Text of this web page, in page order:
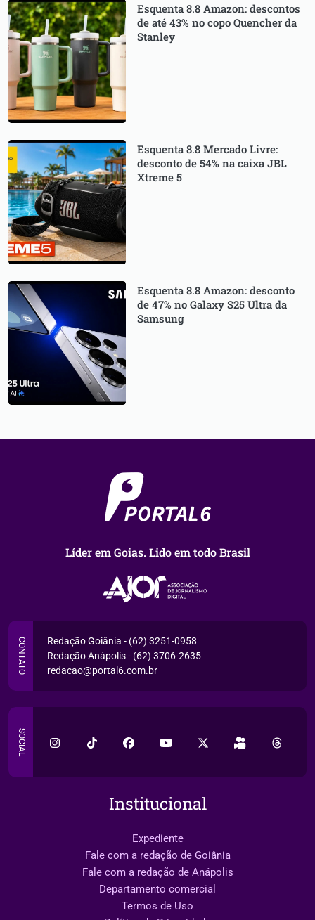
Esquenta 8.8 Amazon: descontos
de até 43% no copo Quencher da
Stanley
Esquenta 8.8 Mercado Livre:
desconto de 54% na caixa JBL
Xtreme 5
Esquenta 8.8 Amazon: desconto
de 47% no Galaxy S25 Ultra da
Samsung
Líder em Goias. Lido em todo Brasil
CONTATO
Redação Goiânia - (62) 3251-0958
Redação Anápolis - (62) 3706-2635
redacao@portal6.com.br
SOCIAL
Institucional
Expediente
Fale com a redação de Goiânia
Fale com a redação de Anápolis
Departamento comercial
Termos de Uso